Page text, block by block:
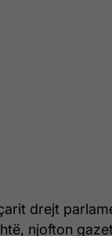
drejt
njofton